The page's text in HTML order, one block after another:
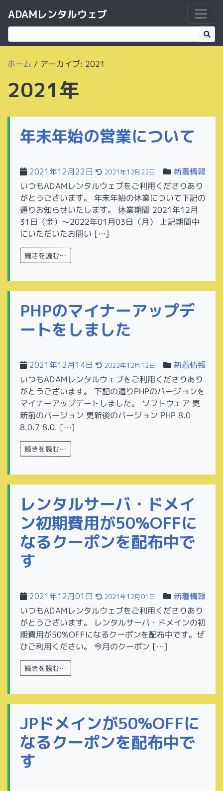
ADAMレンタルウェブ
ホーム / アーカイブ: 2021
2021年
年末年始の営業について
2021年12月22日 2021年12月22日 新着情報
いつもADAMレンタルウェブをご利用くださりあり
がとうございます。 年末年始の休業について下記の
通りお知らせいたします。 休業期間 2021年12月
31日（金）～2022年01月03日（月） 上記期間中
にいただいたお問い […]
続きを読む…
PHPのマイナーアップデ
ートをしました
2021年12月14日 2022年12月12日 新着情報
いつもADAMレンタルウェブをご利用くださりあり
がとうございます。 下記の通りPHPのバージョンを
マイナーアップデートしました。 ソフトウェア 更
新前のバージョン 更新後のバージョン PHP 8.0
8.0.7 8.0. […]
続きを読む…
レンタルサーバ・ドメイ
ン初期費用が50%OFFに
なるクーポンを配布中で
す
2021年12月01日 2021年12月01日 新着情報
いつもADAMレンタルウェブをご利用くださりあり
がとうございます。 レンタルサーバ・ドメインの初
期費用が50%OFFになるクーポンを配布中です。ぜ
ひご利用ください。 今月のクーポン […]
続きを読む…
JPドメインが50%OFFに
なるクーポンを配布中で
す